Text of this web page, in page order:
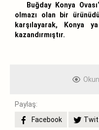
Buğday Konya
olmazı olan bir
karşılayarak, Konya
kazandırmıştır.
Paylaş:
Facebook